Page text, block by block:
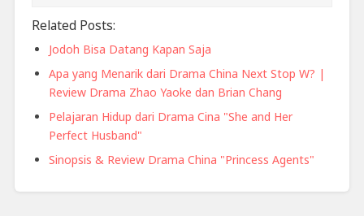
Related Posts:
Jodoh Bisa Datang Kapan Saja
Apa yang Menarik dari Drama China Next Stop W? |
Review Drama Zhao Yaoke dan Brian Chang
Pelajaran Hidup dari Drama Cina "She and Her
Perfect Husband"
Sinopsis & Review Drama China "Princess Agents"